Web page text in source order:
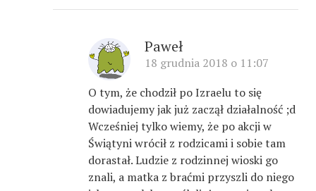
Paweł
18 grudnia 2018 o 11:07
O tym, że chodził po Izraelu to się
dowiadujemy jak już zaczął działalność ;d
Wcześniej tylko wiemy, że po akcji w
Świątyni wrócił z rodzicami i sobie tam
dorastał. Ludzie z rodzinnej wioski go
znali, a matka z braćmi przyszli do niego